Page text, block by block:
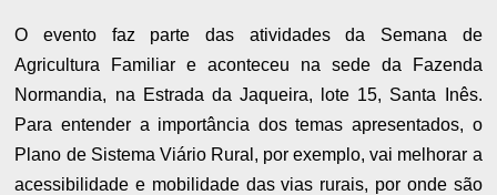
O evento faz parte das atividades da Semana de
Agricultura Familiar e aconteceu na sede da Fazenda
Normandia, na Estrada da Jaqueira, lote 15, Santa Inês.
Para entender a importância dos temas apresentados, o
Plano de Sistema Viário Rural, por exemplo, vai melhorar a
acessibilidade e mobilidade das vias rurais, por onde são